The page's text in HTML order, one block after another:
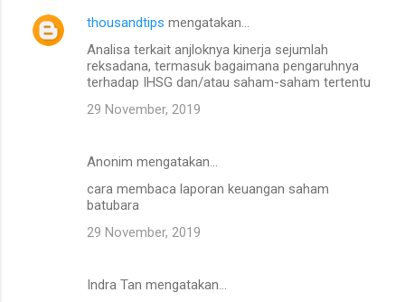
thousandtips mengatakan…
Analisa terkait anjloknya kinerja sejumlah
reksadana, termasuk bagaimana pengaruhnya
terhadap IHSG dan/atau saham-saham tertentu
29 November, 2019
Anonim mengatakan…
cara membaca laporan keuangan saham
batubara
29 November, 2019
Indra Tan mengatakan…